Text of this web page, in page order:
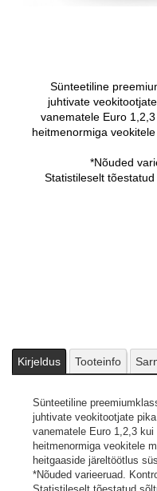
Sünteetiline
juhtivate
vanematele Euro
heitmenormiga
*Nõuded
Statistileselt
vastavalt SAE J1321
Kirjeldus Tooteinfo
Sünteetiline
juhtivate veokitootjate
vanematele Euro 1,2,3
heitmenormiga veokitele
heitgaaside järeltöötlus
*Nõuded varieeruad.